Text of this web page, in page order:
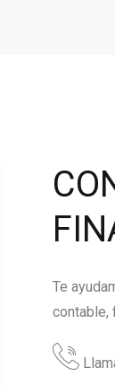
Te
contable,